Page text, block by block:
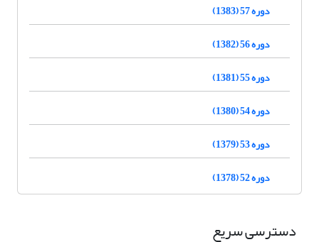
دوره 57 (1383)
دوره 56 (1382)
دوره 55 (1381)
دوره 54 (1380)
دوره 53 (1379)
دوره 52 (1378)
دسترسی سریع